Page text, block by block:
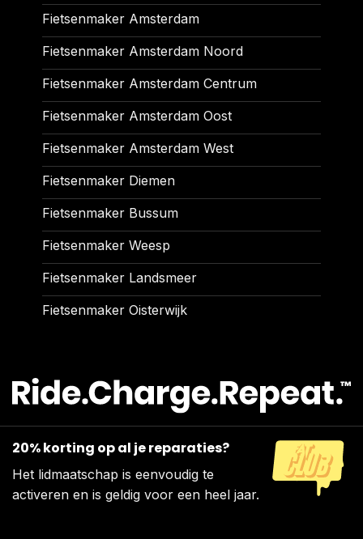
Fietsenmaker Amsterdam
Fietsenmaker Amsterdam Noord
Fietsenmaker Amsterdam Centrum
Fietsenmaker Amsterdam Oost
Fietsenmaker Amsterdam West
Fietsenmaker Diemen
Fietsenmaker Bussum
Fietsenmaker Weesp
Fietsenmaker Landsmeer
Fietsenmaker Oisterwijk
20% korting op al je reparaties?
Het lidmaatschap is eenvoudig te
activeren en is geldig voor een heel jaar.